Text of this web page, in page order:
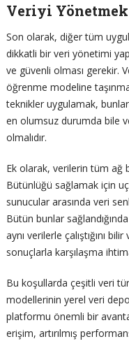
Veriyi Yönetmek
Son olarak, diğer tüm
dikkatli bir veri yönetimi
ve güvenli olması gerekir.
öğrenme modeline
teknikler uygulamak,
en olumsuz durumda bile
olmalıdır.
Ek olarak, verilerin tüm ağ
Bütünlüğü sağlamak için
sunucular arasında veri
Bütün bunlar
aynı verilerle çalıştığını
sonuçlarla karşılaşma
Bu koşullarda çeşitli veri
modellerinin yerel veri
platformu önemli bir
erişim, artırılmış